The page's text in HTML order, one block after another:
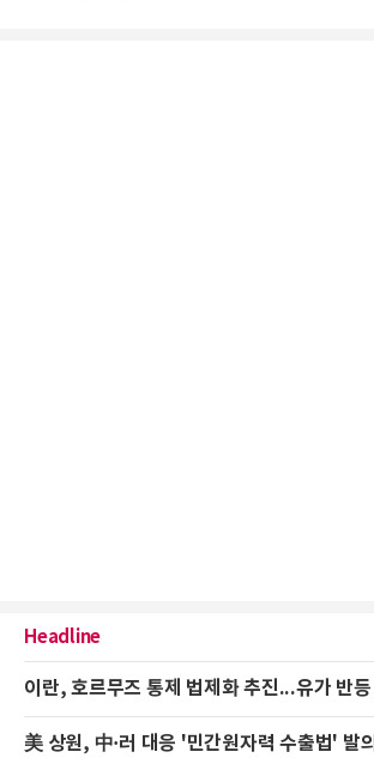
Headline
이란, 호르무즈 통제 법제화 추진...유가 반등
美 상원, 中·러 대응 '민간원자력 수출법' 발의